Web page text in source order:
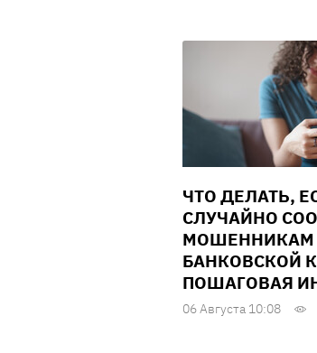
ЧТО ДЕЛАТЬ,
СЛУЧАЙНО
МОШЕННИКАМ
БАНКОВСКОЙ
ПОШАГОВАЯ
06 Августа 10:08